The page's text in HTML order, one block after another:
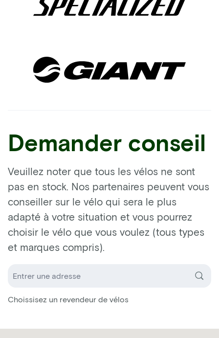
Demander conseil
Veuillez noter que tous les vélos ne sont
pas en stock. Nos partenaires peuvent vous
conseiller sur le vélo qui sera le plus
adapté à votre situation et vous pourrez
choisir le vélo que vous voulez (tous types
et marques compris).
Choissisez un revendeur de vélos